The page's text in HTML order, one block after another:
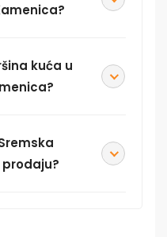
kuća u